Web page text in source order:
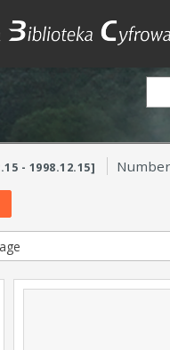
- 1998.12.15]